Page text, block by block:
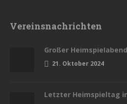
Vereinsnachrichten
Großer Heimspielabend
21. Oktober 2024
Letzter Heimspieltag